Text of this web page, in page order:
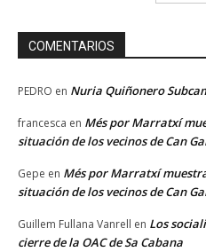
COMENTARIOS
PEDRO en Nuria Quiñonero
francesca en Més por Marratxí
situación de los vecinos de Can
Gepe en Més por Marratxí
situación de los vecinos de Can
Guillem Fullana Vanrell en Los
cierre de la OAC de Sa Cabana